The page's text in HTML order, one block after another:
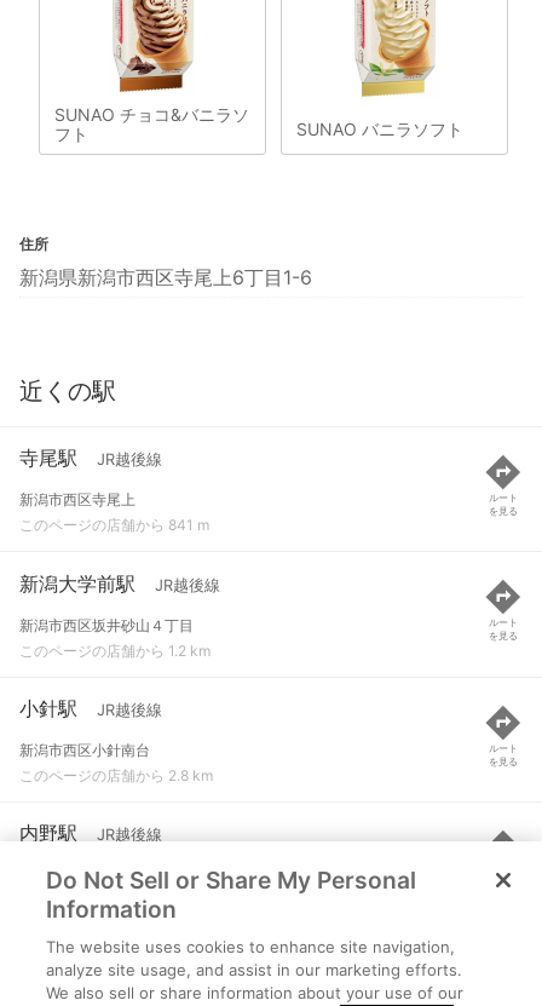
SUNAO チョコ&バニラソ
フト
SUNAO バニラソフト
住所
新潟県新潟市西区寺尾上6丁目1-6
近くの駅
寺尾駅 JR越後線
新潟市西区寺尾上
このページの店舗から 841 m
ルート
を見る
新潟大学前駅 JR越後線
新潟市西区坂井砂山４丁目
このページの店舗から 1.2 km
ルート
を見る
小針駅 JR越後線
新潟市西区小針南台
このページの店舗から 2.8 km
ルート
を見る
内野駅 JR越後線
新潟市西区内野町
このページの店舗から 3.2 km
ルート
を見る
青山駅 JR越後線
新潟市西区浦山１丁目
Do Not Sell or Share My Personal
Information
The website uses cookies to enhance site navigation,
analyze site usage, and assist in our marketing efforts.
We also sell or share information about your use of our